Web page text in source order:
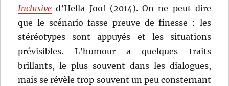
Inclusive d’Hella Joof (2014). On ne peut dire
que le scénario fasse preuve de finesse : les
stéréotypes sont appuyés et les situations
prévisibles. L’humour a quelques traits
brillants, le plus souvent dans les dialogues,
mais se révèle trop souvent un peu consternant